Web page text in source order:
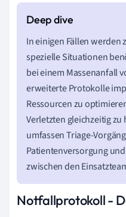
In einigen Fällen
spezielle Situationen
bei einem Massenanfall
erweiterte Protokolle
Ressourcen zu
Verletzten gleichzeitig
umfassen Triage-
Patientenversorgung
zwischen den
Notfallprotokoll -